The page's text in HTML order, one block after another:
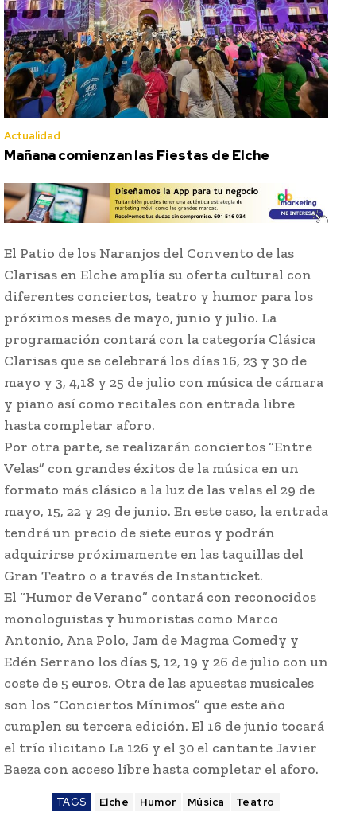
Actualidad
Mañana comienzan las Fiestas de Elche
El Patio de los Naranjos del Convento de las
Clarisas en Elche amplía su oferta cultural con
diferentes conciertos, teatro y humor para los
próximos meses de mayo, junio y julio. La
programación contará con la categoría Clásica
Clarisas que se celebrará los días 16, 23 y 30 de
mayo y 3, 4,18 y 25 de julio con música de cámara
y piano así como recitales con entrada libre
hasta completar aforo.
Por otra parte, se realizarán conciertos “Entre
Velas” con grandes éxitos de la música en un
formato más clásico a la luz de las velas el 29 de
mayo, 15, 22 y 29 de junio. En este caso, la entrada
tendrá un precio de siete euros y podrán
adquirirse próximamente en las taquillas del
Gran Teatro o a través de Instanticket.
El “Humor de Verano” contará con reconocidos
monologuistas y humoristas como Marco
Antonio, Ana Polo, Jam de Magma Comedy y
Edén Serrano los días 5, 12, 19 y 26 de julio con un
coste de 5 euros. Otra de las apuestas musicales
son los “Conciertos Mínimos” que este año
cumplen su tercera edición. El 16 de junio tocará
el trío ilicitano La 126 y el 30 el cantante Javier
Baeza con acceso libre hasta completar el aforo.
TAGS Elche Humor Música Teatro